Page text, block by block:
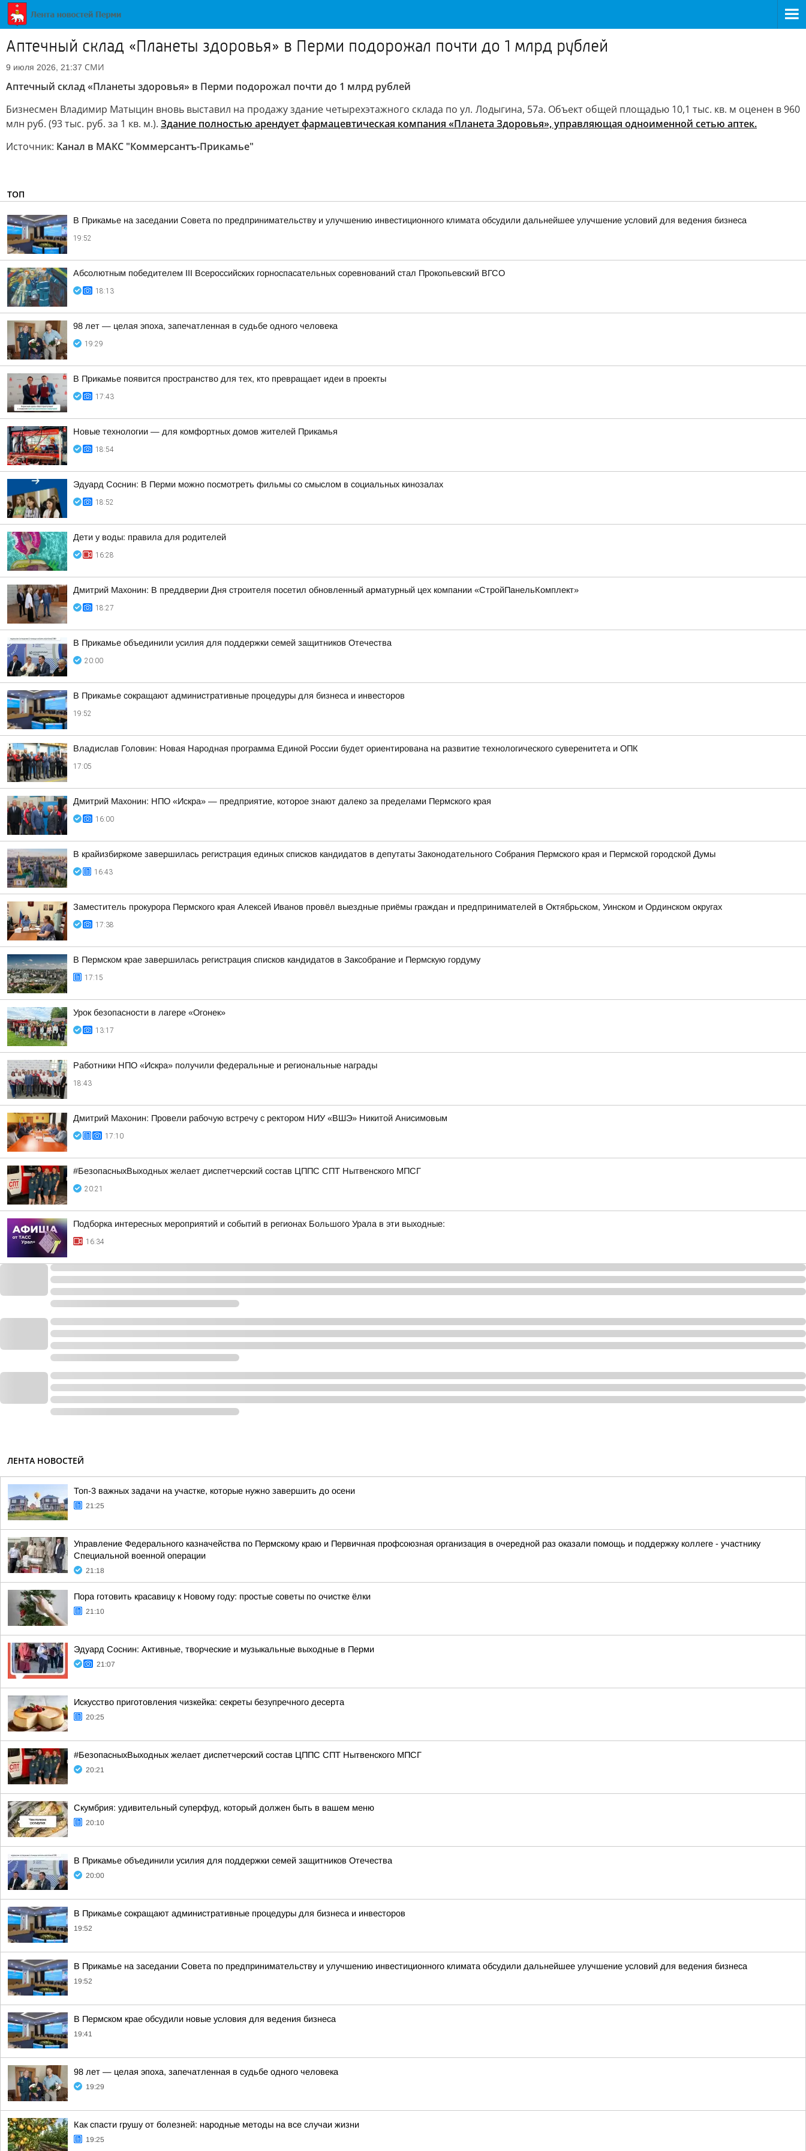
Аптечный склад «Планеты здоровья» в Перми подорожал почти до 1 млрд рублей
9 июля 2026, 21:37 СМИ
Аптечный склад «Планеты здоровья» в Перми подорожал почти до 1 млрд рублей
Бизнесмен Владимир Матыцин вновь выставил на продажу здание четырехэтажного склада по ул. Лодыгина, 57а. Объект общей площадью 10,1 тыс. кв. м оценен в 960
млн руб. (93 тыс. руб. за 1 кв. м.). Здание полностью арендует фармацевтическая компания «Планета Здоровья», управляющая одноименной сетью аптек.
Источник: Канал в МАКС "Коммерсантъ-Прикамье"
ТОП
В Прикамье на заседании Совета по предпринимательству и улучшению инвестиционного климата обсудили дальнейшее улучшение условий для ведения бизнеса
19:52
Абсолютным победителем III Всероссийских горноспасательных соревнований стал Прокопьевский ВГСО
18:13
98 лет — целая эпоха, запечатленная в судьбе одного человека
19:29
В Прикамье появится пространство для тех, кто превращает идеи в проекты
17:43
Новые технологии — для комфортных домов жителей Прикамья
18:54
Эдуард Соснин: В Перми можно посмотреть фильмы со смыслом в социальных кинозалах
18:52
Дети у воды: правила для родителей
16:28
Дмитрий Махонин: В преддверии Дня строителя посетил обновленный арматурный цех компании «СтройПанельКомплект»
18:27
В Прикамье объединили усилия для поддержки семей защитников Отечества
20:00
В Прикамье сокращают административные процедуры для бизнеса и инвесторов
19:52
Владислав Головин: Новая Народная программа Единой России будет ориентирована на развитие технологического суверенитета и ОПК
17:05
Дмитрий Махонин: НПО «Искра» — предприятие, которое знают далеко за пределами Пермского края
16:00
В крайизбиркоме завершилась регистрация единых списков кандидатов в депутаты Законодательного Собрания Пермского края и Пермской городской Думы
16:43
Заместитель прокурора Пермского края Алексей Иванов провёл выездные приёмы граждан и предпринимателей в Октябрьском, Уинском и Ординском округах
17:38
В Пермском крае завершилась регистрация списков кандидатов в Заксобрание и Пермскую гордуму
17:15
Урок безопасности в лагере «Огонек»
13:17
Работники НПО «Искра» получили федеральные и региональные награды
18:43
Дмитрий Махонин: Провели рабочую встречу с ректором НИУ «ВШЭ» Никитой Анисимовым
17:10
#БезопасныхВыходных желает диспетчерский состав ЦППС СПТ Нытвенского МПСГ
20:21
Подборка интересных мероприятий и событий в регионах Большого Урала в эти выходные:
16:34
ЛЕНТА НОВОСТЕЙ
Топ-3 важных задачи на участке, которые нужно завершить до осени
21:25
Управление Федерального казначейства по Пермскому краю и Первичная профсоюзная организация в очередной раз оказали помощь и поддержку коллеге - участнику
Специальной военной операции
21:18
Пора готовить красавицу к Новому году: простые советы по очистке ёлки
21:10
Эдуард Соснин: Активные, творческие и музыкальные выходные в Перми
21:07
Искусство приготовления чизкейка: секреты безупречного десерта
20:25
#БезопасныхВыходных желает диспетчерский состав ЦППС СПТ Нытвенского МПСГ
20:21
Скумбрия: удивительный суперфуд, который должен быть в вашем меню
20:10
В Прикамье объединили усилия для поддержки семей защитников Отечества
20:00
В Прикамье сокращают административные процедуры для бизнеса и инвесторов
19:52
В Прикамье на заседании Совета по предпринимательству и улучшению инвестиционного климата обсудили дальнейшее улучшение условий для ведения бизнеса
19:52
В Пермском крае обсудили новые условия для ведения бизнеса
19:41
98 лет — целая эпоха, запечатленная в судьбе одного человека
19:29
Как спасти грушу от болезней: народные методы на все случаи жизни
19:25